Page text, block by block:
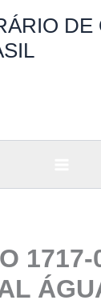
DE
1717-